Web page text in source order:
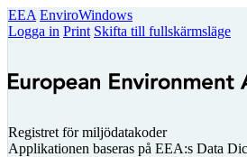
EEA EnviroWindows
Logga in Print Skifta till fullskärmsläge
Registret för miljödatakoder
Applikationen baseras på EEA:s Data